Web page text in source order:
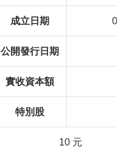
成立日期
公開發行日期
實收資本額
特別股
10 元